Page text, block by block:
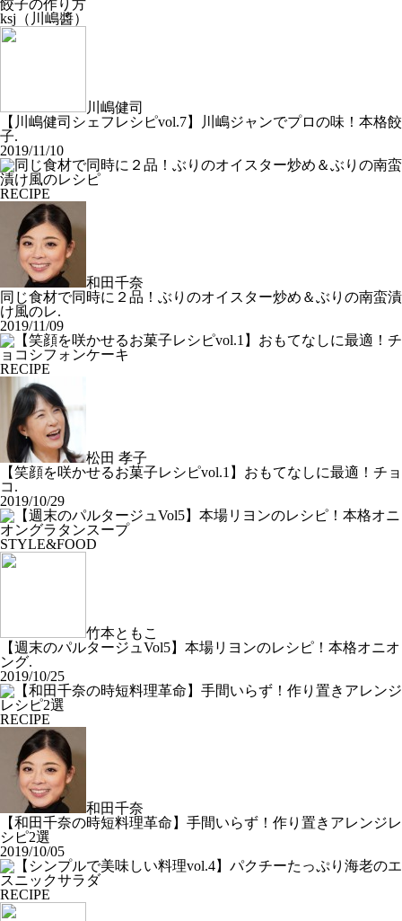
ksj（川嶋醬）
川嶋健司
【川嶋健司シェフレシピvol.7】川嶋ジャンでプロの味！本格餃
子.
2019/11/10
RECIPE
和田千奈
同じ食材で同時に２品！ぶりのオイスター炒め＆ぶりの南蛮漬
け風のレ.
2019/11/09
RECIPE
松田 孝子
【笑顔を咲かせるお菓子レシピvol.1】おもてなしに最適！チョ
コ.
2019/10/29
STYLE&FOOD
竹本ともこ
【週末のパルタージュVol5】本場リヨンのレシピ！本格オニオ
ング.
2019/10/25
RECIPE
和田千奈
【和田千奈の時短料理革命】手間いらず！作り置きアレンジレ
シピ2選
2019/10/05
RECIPE